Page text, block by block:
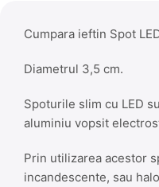
Cumpara ieftin Spot
Diametrul 3,5 cm.
Spoturile slim cu LED
aluminiu vopsit
Prin utilizarea acestor
incandescente, sau